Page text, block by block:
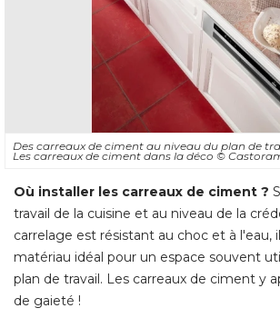
Des carreaux de ciment au niveau du plan de
Les carreaux de ciment dans la déco ©
Où installer les carreaux de ciment ?
travail de la cuisine et au niveau de la
carrelage est résistant au choc et à l'eau,
matériau idéal pour un espace souvent
plan de travail. Les carreaux de ciment y
de gaieté !